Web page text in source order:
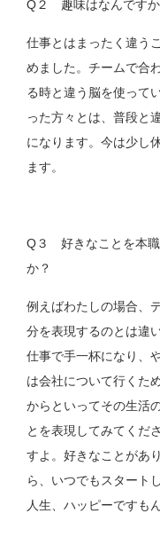
Q２ 趣味はなんですか
仕事とはまったく違う
めました。チームで合
る時と違う脳を使って
った方々とは、普段と
になります。今は少し
ます。
Q３ 好きなことを本職
か？
例えばわたしの場合、
分を表現するのとは違
仕事で手一杯になり、
は会社について行くた
からといってその生活
とを表現してみてくだ
すよ。好きなことがあ
ら、いつでもスタート
人生、ハッピーですもん